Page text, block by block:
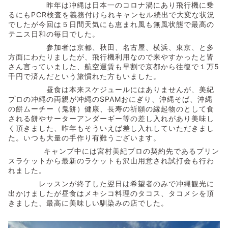
昨年は冲縄は日本一のコロナ渦にあり飛行機に乗
るにもPCR検査を義務付けられキャンセル続出で大変な状況
でしたが今回は５日間天気にも恵まれ風も無風状態で最高の
テニス日和の毎日でした。
参加者は京都、秋田、名古屋、横浜、東京、と多
方面にわたりましたが、飛行機利用なので来やすかったと皆
さん言っていました、航空運賃も早割で京都から往復で１万5
千円で済んだという旅慣れた方もいました。
昼食は本来スケジュールにはありませんが、美紀
プロの冲縄の両親が冲縄のSPAMおにぎり、沖縄そば、沖縄
の餅ムーチー（鬼餅）健康、長寿の祈願の縁起物のとして食
される餅やサーターアンダーギー等の差し入れがあり美味し
く頂きました、昨年もそういえば差し入れしていただきまし
た。いつも大量の手作り有難うございます。
キャンプ中には宮村美紀プロの契約先であるプリン
スラケットから最新のラケットも沢山用意され試打会も行わ
れました。
レッスンが終了した翌日は希望者のみで冲縄観光に
出かけましたが昼食はメキシコ料理のタコス、タコメシを頂
きました、最高に美味しい馴染みの店でした。